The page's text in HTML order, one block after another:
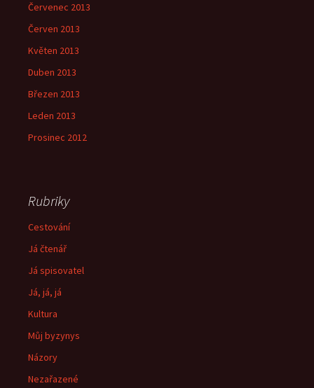
Červenec 2013
Červen 2013
Květen 2013
Duben 2013
Březen 2013
Leden 2013
Prosinec 2012
Rubriky
Cestování
Já čtenář
Já spisovatel
Já, já, já
Kultura
Můj byzynys
Názory
Nezařazené